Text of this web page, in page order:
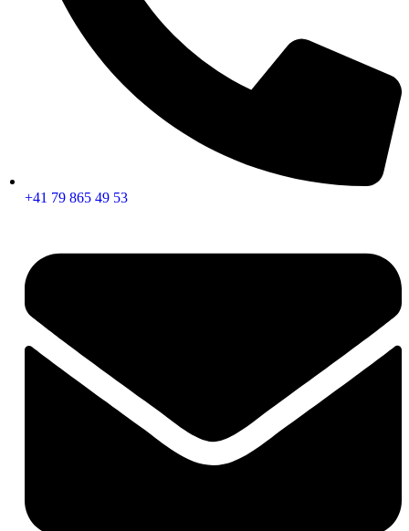
+41 79 865 49 53